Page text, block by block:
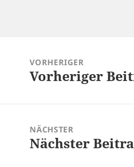
VORHERIGER
Vorheriger
Vorheriger
NÄCHSTER
Nächster
Nächster